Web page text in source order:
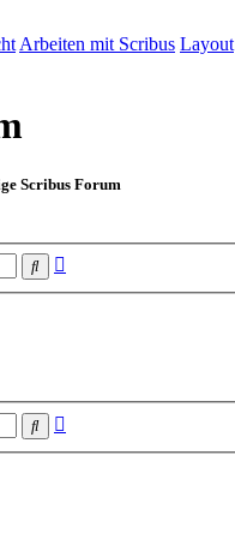
Arbeiten mit Scribus Layout
Scribus Forum
Suche
Suche